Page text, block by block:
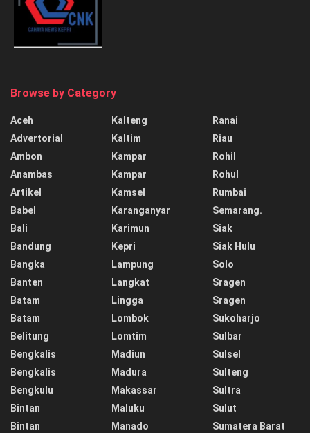
Browse by Category
Aceh
Advertorial
Ambon
Anambas
Artikel
Babel
Bali
Bandung
Bangka
Banten
Batam
Batam
Belitung
Bengkalis
Bengkalis
Bengkulu
Bintan
Bintan
Kalteng
Kaltim
Kampar
Kampar
Kamsel
Karanganyar
Karimun
Kepri
Lampung
Langkat
Lingga
Lombok
Lomtim
Madiun
Madura
Makassar
Maluku
Manado
Ranai
Riau
Rohil
Rohul
Rumbai
Semarang.
Siak
Siak Hulu
Solo
Sragen
Sragen
Sukoharjo
Sulbar
Sulsel
Sulteng
Sultra
Sulut
Sumatera Barat